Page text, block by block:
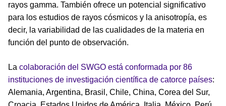
rayos gamma. También ofrece un potencial significativo
para los estudios de rayos cósmicos y la anisotropía, es
decir, la variabilidad de las cualidades de la materia en
función del punto de observación.
La colaboración del SWGO está conformada por 86
instituciones de investigación científica de catorce países:
Alemania, Argentina, Brasil, Chile, China, Corea del Sur,